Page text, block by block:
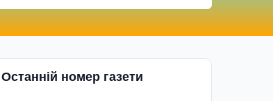
Останній номер газети